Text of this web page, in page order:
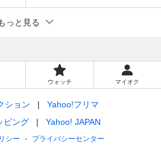
っと見る
ウォッチ マイオク
ション
Yahoo!フリマ
ピング
Yahoo! JAPAN
シー プライバシーセンター